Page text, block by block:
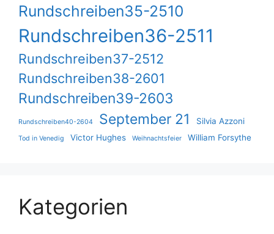
Rundschreiben35-2510
Rundschreiben36-2511
Rundschreiben37-2512
Rundschreiben38-2601
Rundschreiben39-2603
Rundschreiben40-2604 September 21 Silvia Azzoni
Tod in Venedig Victor Hughes Weihnachtsfeier William Forsythe
Kategorien